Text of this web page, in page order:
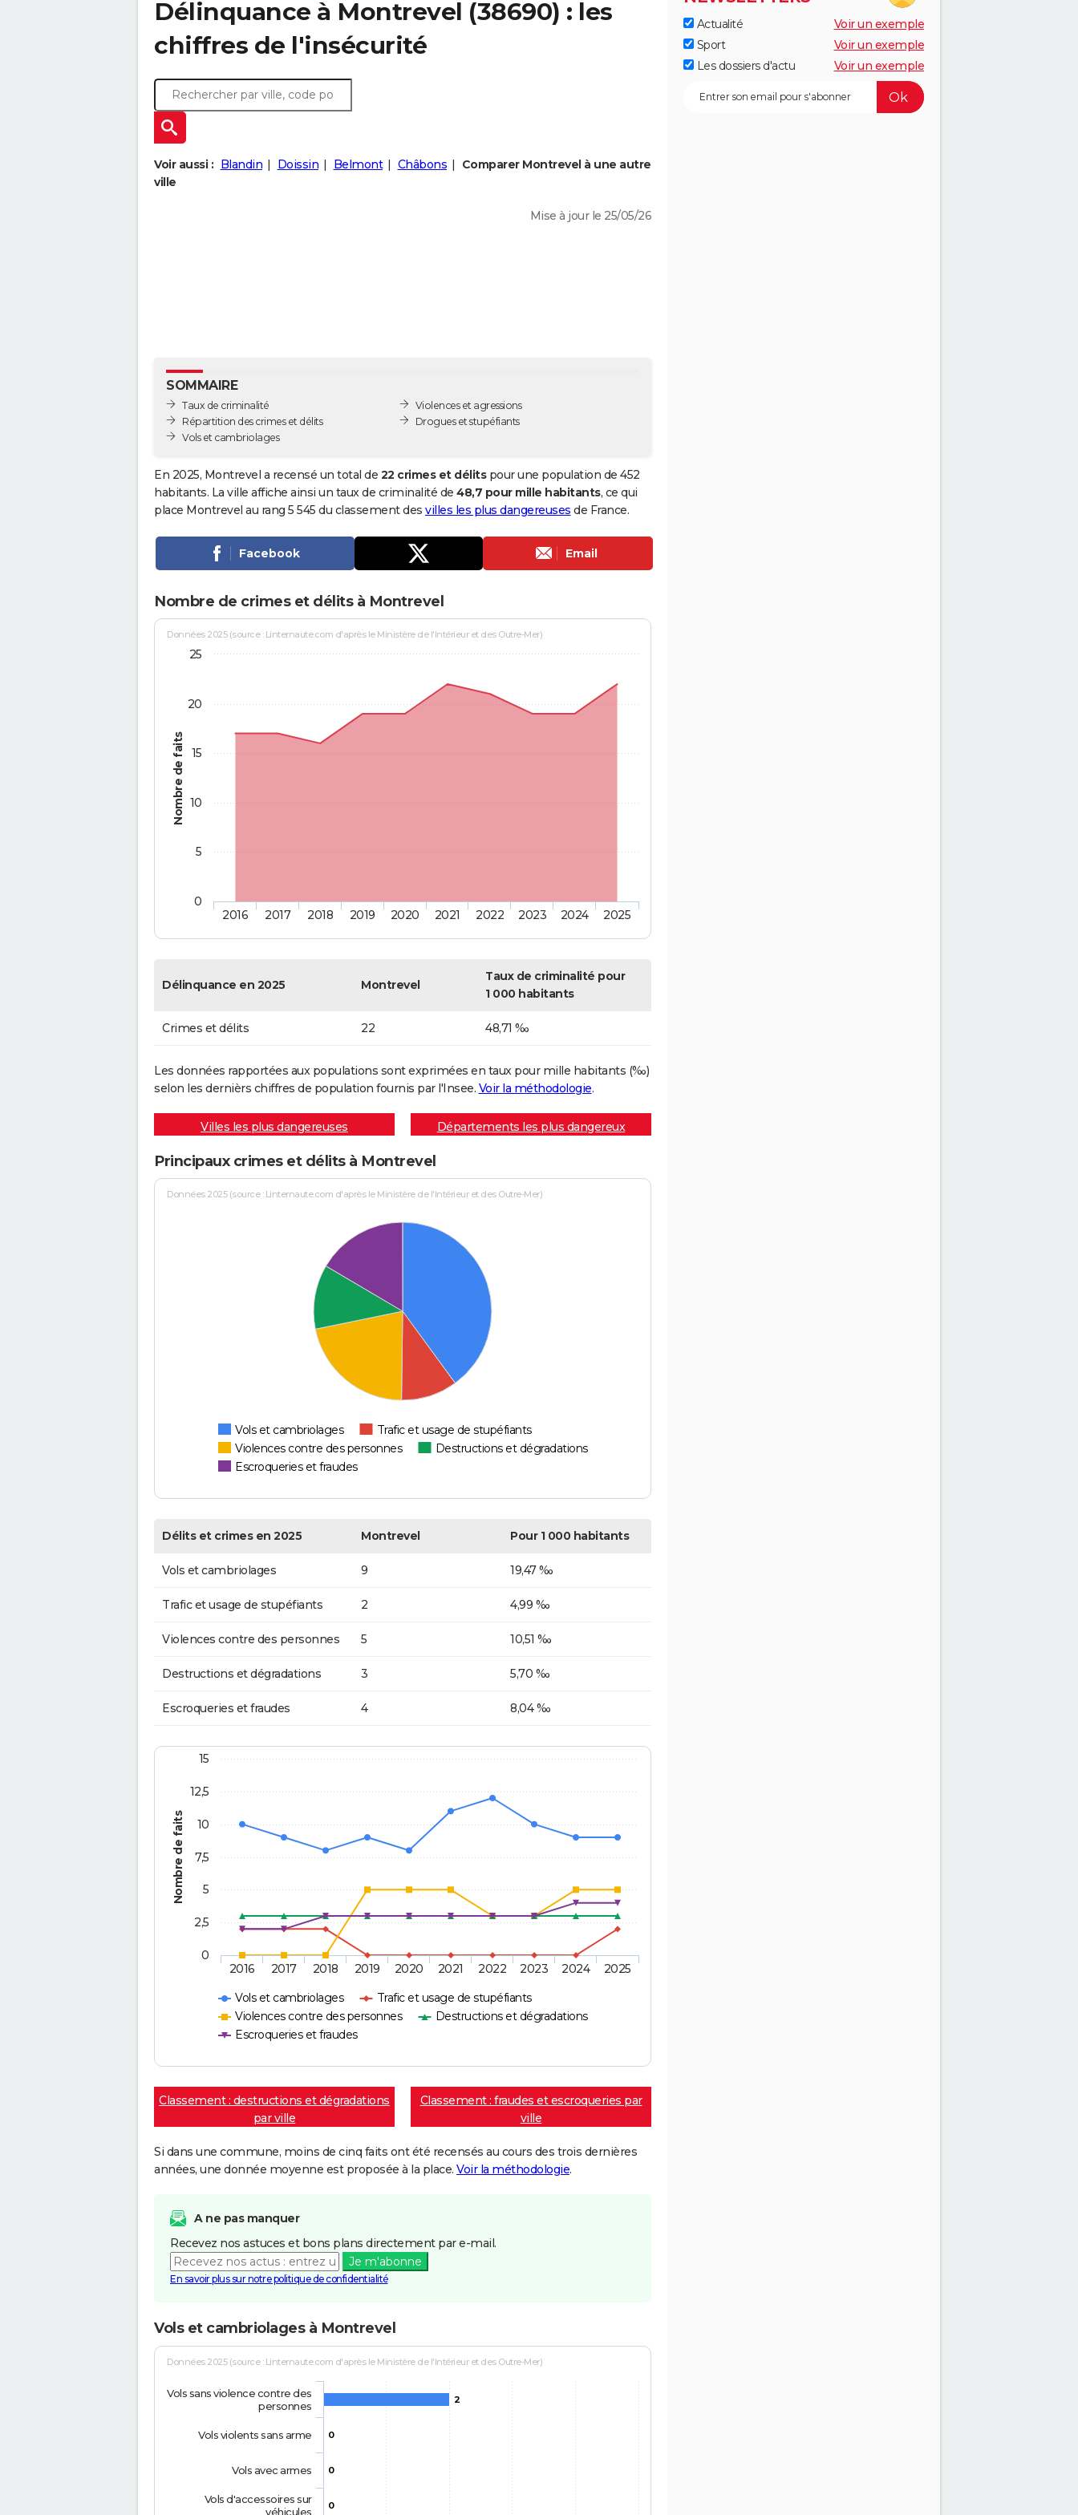
Délinquance à Montrevel (38690) : les
chiffres de l'insécurité
Voir aussi : Blandin Doissin Belmont Châbons
Comparer Montrevel à une autre
ville
Mise à jour le 25/05/26
SOMMAIRE
Taux de criminalité
Répartition des crimes et délits
Vols et cambriolages
Violences et agressions
Drogues et stupéfiants
En 2025, Montrevel a recensé un total de 22 crimes et délitspour une population de 452
habitants. La ville affiche ainsi un taux de criminalité de 48,7 pour mille habitants, ce qui
place Montrevel au rang 5 545 du classement des villes les plus dangereuses de France.
Facebook Email
Nombre de crimes et délits à Montrevel
Nombre de faits
Données 2025 (source : Linternaute.com d'après le Ministère de l'Intérieur et des Outre-Mer)
2016 2017 2018 2019 2020 2021 2022 2023 2024 2025
0
5
10
15
20
25
Délinquance en 2025 Montrevel
Taux de criminalité pour
1 000 habitants
Crimes et délits 22 48,71 ‰
Les données rapportées aux populations sont exprimées en taux pour mille habitants (‰)
selon les dernièrs chiffres de population fournis par l'Insee. Voir la méthodologie.
Villes les plus dangereuses Départements les plus dangereux
Principaux crimes et délits à Montrevel
Données 2025 (source : Linternaute.com d'après le Ministère de l'Intérieur et des Outre-Mer)
Vols et cambriolages
Trafic et usage de stupéfiants
Violences contre des personnes
Destructions et dégradations
Escroqueries et fraudes
Délits et crimes en 2025 Montrevel Pour 1 000 habitants
Vols et cambriolages 9 19,47 ‰
Trafic et usage de stupéfiants 2 4,99 ‰
Violences contre des personnes 5 10,51 ‰
Destructions et dégradations 3 5,70 ‰
Escroqueries et fraudes 4 8,04 ‰
Nombre de faits
Vols et cambriolages
Trafic et usage de stupéfiants
Violences contre des personnes
Destructions et dégradations
Escroqueries et fraudes
2016 2017 2018 2019 2020 2021 2022 2023 2024 2025
0
2,5
5
7,5
10
12,5
15
Classement : destructions et dégradations
par ville
Classement : fraudes et escroqueries par
ville
Si dans une commune, moins de cinq faits ont été recensés au cours des trois dernières
années, une donnée moyenne est proposée à la place. Voir la méthodologie.
A ne pas manquer
Recevez nos astuces et bons plans directement par e-mail.
Je m'abonne
En savoir plus sur notre politique de confidentialité
Vols et cambriolages à Montrevel
Données 2025 (source : Linternaute.com d'après le Ministère de l'Intérieur et des Outre-Mer)
2
0
0
0
Vols sans violence contre des
personnes
Vols violents sans arme
Vols avec armes
Vols d'accessoires sur
véhicules
Actualité
Voir un exemple
Sport
Voir un exemple
Les dossiers d'actu
Voir un exemple